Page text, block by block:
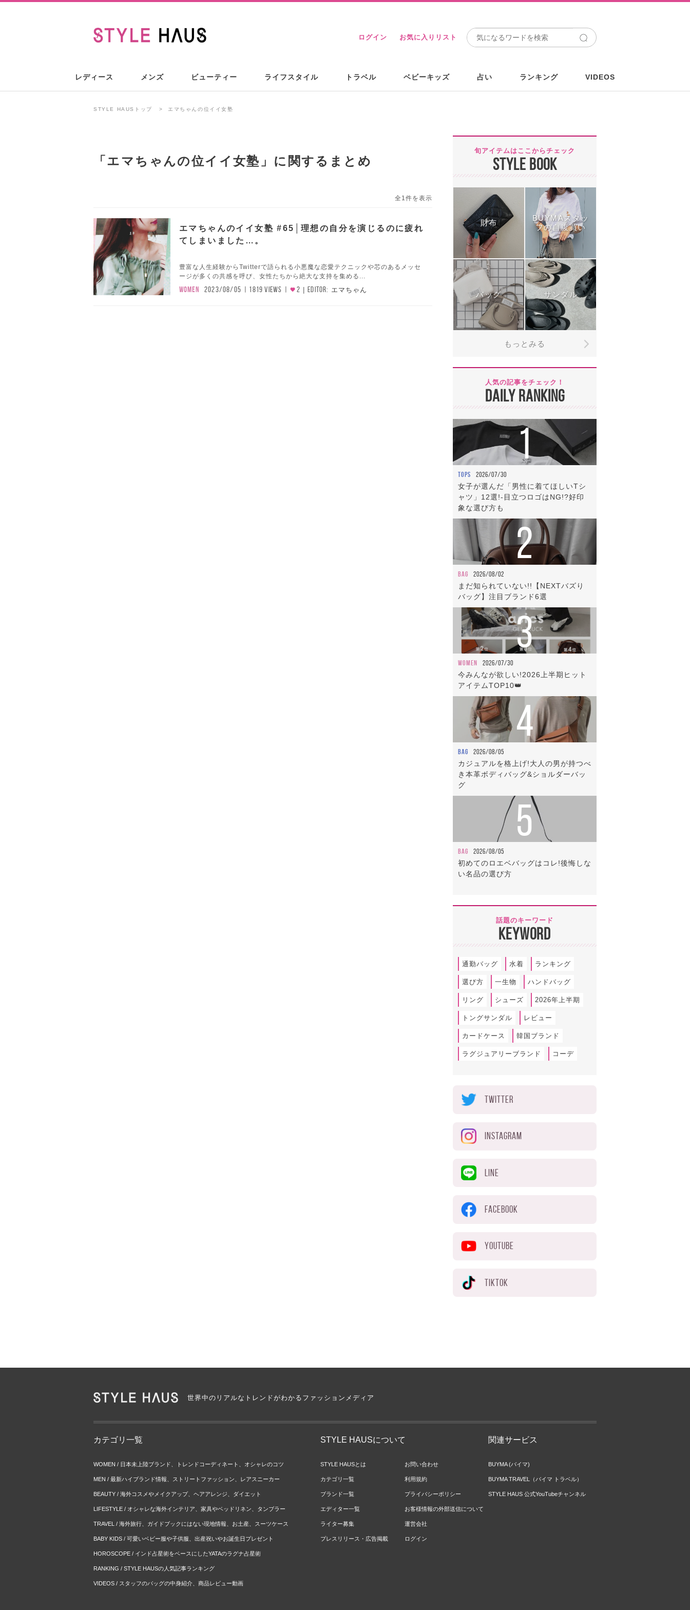
ログイン お気に入りリスト
レディース メンズ ビューティー ライフスタイル トラベル ベビーキッズ 占い ランキング VIDEOS
STYLE HAUSトップ エマちゃんの位イイ女塾
「エマちゃんの位イイ女塾 」に関するまとめ
全1件を表示
エマちゃんのイイ女塾 #65│理想の自分を演じるのに疲れ
てしまいました…。
豊富な人生経験からTwitterで語られる小悪魔な恋愛テクニックや芯のあるメッセ
ージが多くの共感を呼び、女性たちから絶大な支持を集める...
WOMEN 2023/08/05 1819 VIEWS 2 EDITOR: エマちゃん
旬アイテムはここからチェック
STYLE BOOK
財布
BUYMAスタッ
フの自腹買い
バッグ サンダル
もっとみる
人気の記事をチェック！
DAILY RANKING
1
TOPS 2026/07/30
女子が選んだ「男性に着てほしいTシ
ャツ」12選!-目立つロゴはNG!?好印
象な選び方も
2
BAG 2026/08/02
まだ知られていない!!【NEXTバズり
バッグ】注目ブランド6選
3
WOMEN 2026/07/30
今みんなが欲しい!2026上半期ヒット
アイテムTOP10👑
4
BAG 2026/08/05
カジュアルを格上げ!大人の男が持つべ
き本革ボディバッグ&ショルダーバッ
グ
5
BAG 2026/08/05
初めてのロエベバッグはコレ!後悔しな
い名品の選び方
話題のキーワード
KEYWORD
通勤バッグ 水着 ランキング
選び方 一生物 ハンドバッグ
リング シューズ 2026年上半期
トングサンダル レビュー
カードケース 韓国ブランド
ラグジュアリーブランド コーデ
TWITTER
INSTAGRAM
LINE
FACEBOOK
YOUTUBE
TIKTOK
世界中のリアルなトレンドがわかるファッションメディア
カテゴリ一覧
WOMEN / 日本未上陸ブランド、トレンドコーディネート、オシャレのコツ
MEN / 最新ハイブランド情報、ストリートファッション、レアスニーカー
BEAUTY / 海外コスメやメイクアップ、ヘアアレンジ、ダイエット
LIFESTYLE / オシャレな海外インテリア、家具やベッドリネン、タンブラー
TRAVEL / 海外旅行、ガイドブックにはない現地情報、お土産、スーツケース
BABY KIDS / 可愛いベビー服や子供服、出産祝いやお誕生日プレゼント
HOROSCOPE / インド占星術をベースにしたYATAのラグナ占星術
RANKING / STYLE HAUSの人気記事ランキング
VIDEOS / スタッフのバッグの中身紹介、商品レビュー動画
STYLE HAUSについて
STYLE HAUSとは
カテゴリ一覧
ブランド一覧
エディター一覧
ライター募集
プレスリリース・広告掲載
お問い合わせ
利用規約
プライバシーポリシー
お客様情報の外部送信について
運営会社
ログイン
関連サービス
BUYMA (バイマ)
BUYMA TRAVEL（バイマ トラベル）
STYLE HAUS 公式YouTubeチャンネル